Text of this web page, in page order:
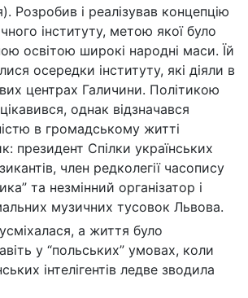
Розробив і реалізував концепцію
інституту, метою якої було
освітою широкі народні маси. Їй
осередки інституту, які діяли в
центрах Галичини. Політикою
однак відзначався
в громадському житті
президент Спілки українських
член редколегії часопису
та незмінний організатор і
музичних тусовок Львова.
а життя було
у “польських” умовах, коли
інтелігентів ледве зводила